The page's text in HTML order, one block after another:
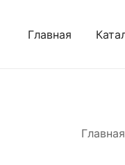
Главная
Главная